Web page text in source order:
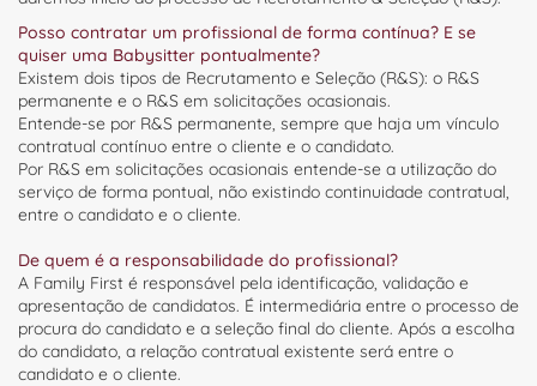
Posso contratar um profissional de forma contínua? E se
quiser uma Babysitter pontualmente?
Existem dois tipos de Recrutamento e Seleção (R&S): o R&S
permanente e o R&S em solicitações ocasionais.
Entende-se por R&S permanente, sempre que haja um vínculo
contratual contínuo entre o cliente e o candidato.
Por R&S em solicitações ocasionais entende-se a utilização do
serviço de forma pontual, não existindo continuidade contratual,
entre o candidato e o cliente.
De quem é a responsabilidade do profissional?
A Family First é responsável pela identificação, validação e
apresentação de candidatos. É intermediária entre o processo de
procura do candidato e a seleção final do cliente. Após a escolha
do candidato, a relação contratual existente será entre o
candidato e o cliente.